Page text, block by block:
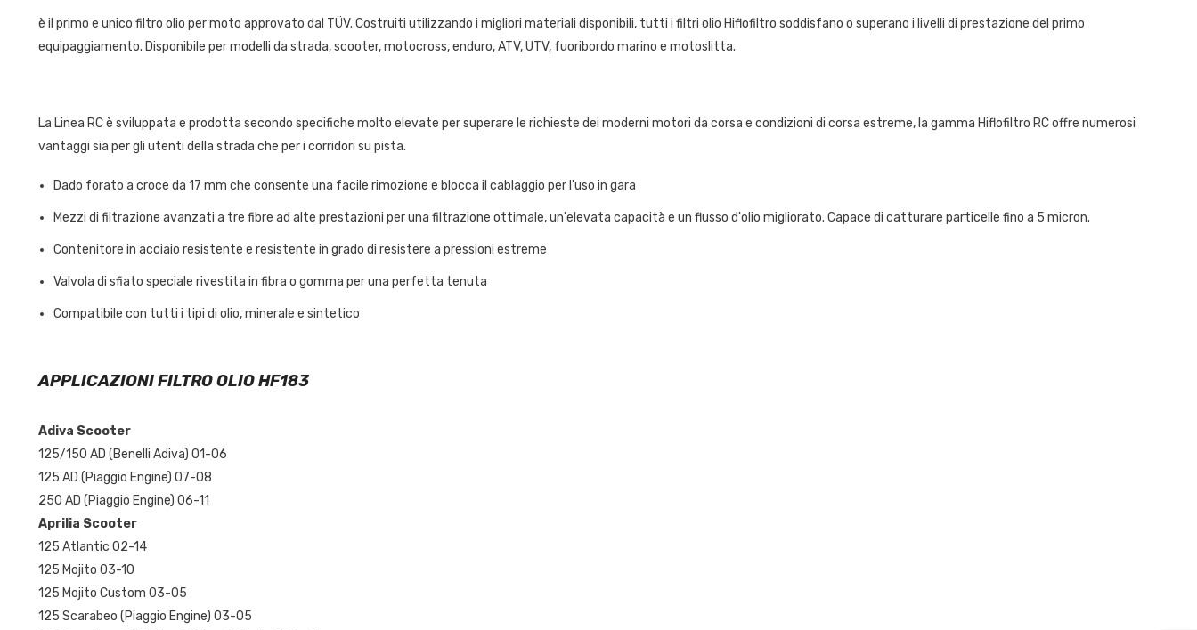
è il primo e unico filtro olio per moto approvato dal TÜV. Costruiti utilizzando i migliori materiali disponibili, tutti i filtri olio Hiflofiltro soddisfano o superano i livelli di prestazione del primo
equipaggiamento. Disponibile per modelli da strada, scooter, motocross, enduro, ATV, UTV, fuoribordo marino e motoslitta.
La Linea RC è sviluppata e prodotta secondo specifiche molto elevate per superare le richieste dei moderni motori da corsa e condizioni di corsa estreme, la gamma Hiflofiltro RC offre numerosi
vantaggi sia per gli utenti della strada che per i corridori su pista.
Dado forato a croce da 17 mm che consente una facile rimozione e blocca il cablaggio per l'uso in gara
Mezzi di filtrazione avanzati a tre fibre ad alte prestazioni per una filtrazione ottimale, un'elevata capacità e un flusso d'olio migliorato. Capace di catturare particelle fino a 5 micron.
Contenitore in acciaio resistente e resistente in grado di resistere a pressioni estreme
Valvola di sfiato speciale rivestita in fibra o gomma per una perfetta tenuta
Compatibile con tutti i tipi di olio, minerale e sintetico
APPLICAZIONI FILTRO OLIO HF183
Adiva Scooter
125/150 AD (Benelli Adiva) 01-06
125 AD (Piaggio Engine) 07-08
250 AD (Piaggio Engine) 06-11
Aprilia Scooter
125 Atlantic 02-14
125 Mojito 03-10
125 Mojito Custom 03-05
125 Scarabeo (Piaggio Engine) 03-05